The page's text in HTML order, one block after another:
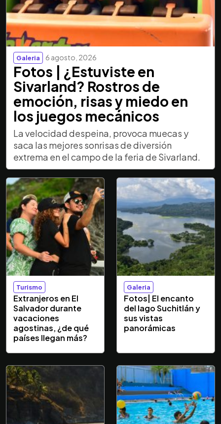
Galeria 6 agosto, 2026
Fotos | ¿Estuviste en
Sivarland? Rostros de
emoción, risas y miedo en
los juegos mecánicos
La velocidad despeina, provoca muecas y
saca las mejores sonrisas de diversión
extrema en el campo de la feria de Sivarland.
Turismo
Extranjeros en El
Salvador durante
vacaciones
agostinas, ¿de qué
países llegan más?
Galeria
Fotos| El encanto
del lago Suchitlán y
sus vistas
panorámicas